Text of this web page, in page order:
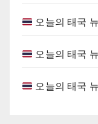
오늘의 태국
오늘의 태국
오늘의 태국